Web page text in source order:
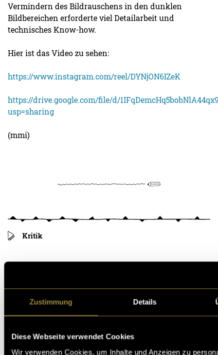
Zustimmung Details
Diese Webseite verwendet Cookies
Wir verwenden Cookies, um Inhalte und Anzeigen zu
Vermindern des Bildrauschens in den dunklen
Bildbereichen erforderte viel Detailarbeit und
technisches Know-how.
Hier ist das Video zu sehen:
https://www.instagram.com/reel/DYNjON6IZeK
https://drive.google.com/file/d/
usp=sharing
(mmi)
Kritik